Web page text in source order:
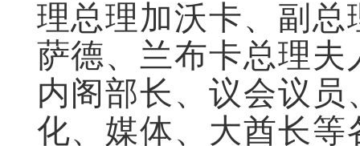
理总理加沃卡、副
萨德、 兰布卡总理夫
内阁部长、议会议
化、媒体、大酋长